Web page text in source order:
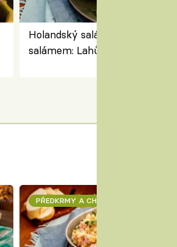
Holandský salát se sýrem a
salámem: Lahůdkářská retro
PŘEDKRMY A CHUŤOVKY